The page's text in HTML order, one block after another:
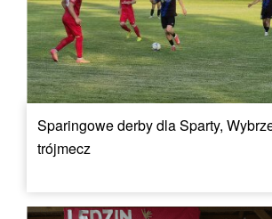
Sparingowe derby dla Sparty,
trójmecz